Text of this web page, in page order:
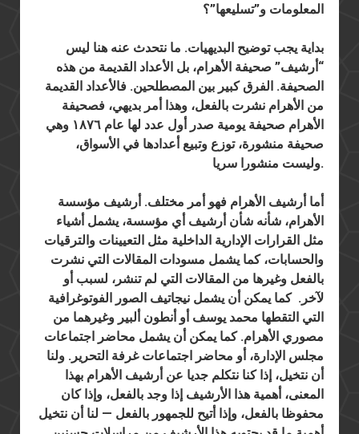
المعلومات و”تسليعها”؟
بداية يجب توضيح البديهيات. ما نتحدث عنه هنا ليس
“أرشيف” صحيفة الأهرام، بل الأعداد القديمة من هذه
الصحيفة. الفرق كبير بين المصطلحين. فالأعداد القديمة
من الأهرام نشرت بالفعل، وهذا أمر بديهي، فصحيفة
الأهرام صحيفة يومية صدر أول عدد لها عام ١٨٧٦ وهي
صحيفة منشورة، توزع وتبيع أعدادها في الأسواق،
وليست منشورا سريا.
أما أرشيف الأهرام فهو أمر مختلف. أرشيف مؤسسة
الأهرام، شأنه شأن أرشيف أي مؤسسة، يشمل أشياء
مثل القرارات الإدارية الداخلية مثل التعيينات والترقيات
والحسابات، كما يشمل مسودات المقالات التي نشرت
بالفعل وغيرها من المقالات التي لم تنشر، لسبب أو
لآخر. كما يمكن أن يشمل نيجاتيف الصور الفوتوغرافية
التي التقطها محمد يوسف أو أنطون ألبير وغيرهما من
مصوري الأهرام. كما يمكن أن يشمل محاضر اجتماعات
مجلس الإدارة، أو محاضر اجتماعات غرفة التحرير. ولنا
أن نتخيل، إذا كنا نتكلم جديا عن أرشيف الأهرام بهذا
المعنى، أهمية هذا الأرشيف إذا وجد بالفعل، وإذا كان
محفوظا بالفعل، وإذا أتيح للجمهور بالفعل — لنا أن نتخيل